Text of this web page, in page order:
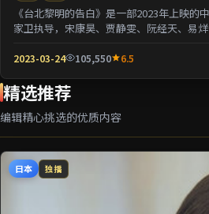
《台北黎明的告白》是一部2023年上映的
家卫执导，宋康昊、贾静雯、阮经天、易
2023-03-24 105,550 6.5
精选推荐
编辑精心挑选的优质内容
日本 独播